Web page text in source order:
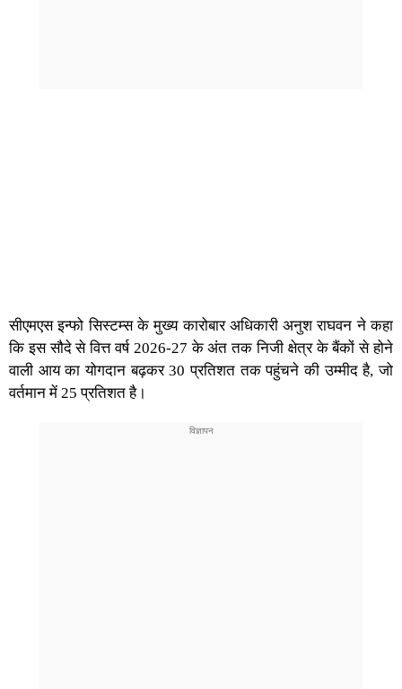
सीएमएस इन्फो सिस्टम्स के मुख्य कारोबार अधिकारी अनुश राघवन ने कहा
कि इस सौदे से वित्त वर्ष 2026-27 के अंत तक निजी क्षेत्र के बैंकों से होने
वाली आय का योगदान बढ़कर 30 प्रतिशत तक पहुंचने की उम्मीद है, जो
वर्तमान में 25 प्रतिशत है।